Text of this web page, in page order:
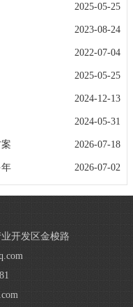
2025-05-25
2023-08-24
2022-07-04
2025-05-25
2024-12-13
2024-05-31
2026-07-18
2026-07-02
开发区金梭路